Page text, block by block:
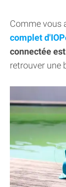
Comme vous
complet
connectée
retrouver une